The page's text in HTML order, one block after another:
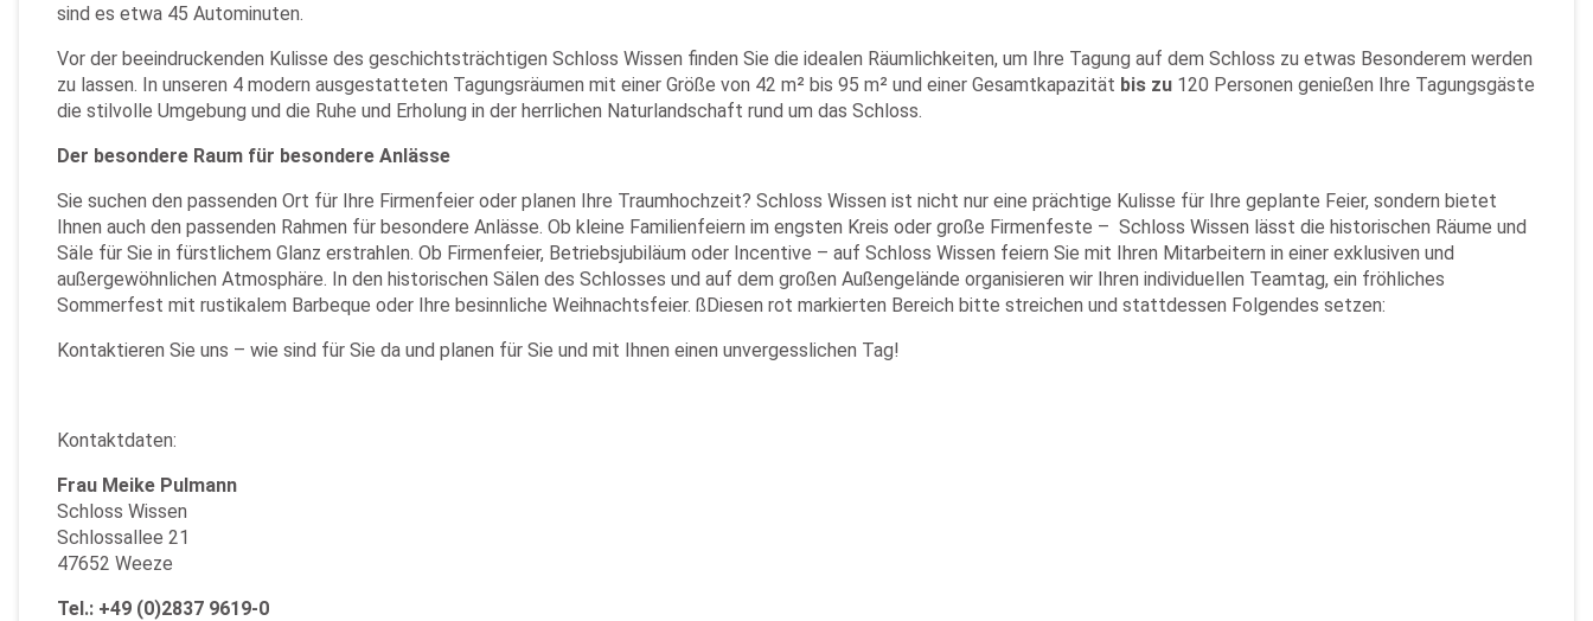
sind es etwa 45 Autominuten.
Vor der beeindruckenden Kulisse des geschichtsträchtigen Schloss Wissen finden Sie die idealen Räumlichkeiten, um Ihre Tagung auf dem Schloss zu etwas Besonderem werden
zu lassen. In unseren 4 modern ausgestatteten Tagungsräumen mit einer Größe von 42 m² bis 95 m² und einer Gesamtkapazität bis zu 120 Personen genießen Ihre Tagungsgäste
die stilvolle Umgebung und die Ruhe und Erholung in der herrlichen Naturlandschaft rund um das Schloss.
Der besondere Raum für besondere Anlässe
Sie suchen den passenden Ort für Ihre Firmenfeier oder planen Ihre Traumhochzeit? Schloss Wissen ist nicht nur eine prächtige Kulisse für Ihre geplante Feier, sondern bietet
Ihnen auch den passenden Rahmen für besondere Anlässe. Ob kleine Familienfeiern im engsten Kreis oder große Firmenfeste – Schloss Wissen lässt die historischen Räume und
Säle für Sie in fürstlichem Glanz erstrahlen. Ob Firmenfeier, Betriebsjubiläum oder Incentive – auf Schloss Wissen feiern Sie mit Ihren Mitarbeitern in einer exklusiven und
außergewöhnlichen Atmosphäre. In den historischen Sälen des Schlosses und auf dem großen Außengelände organisieren wir Ihren individuellen Teamtag, ein fröhliches
Sommerfest mit rustikalem Barbeque oder Ihre besinnliche Weihnachtsfeier. ßDiesen rot markierten Bereich bitte streichen und stattdessen Folgendes setzen:
Kontaktieren Sie uns – wie sind für Sie da und planen für Sie und mit Ihnen einen unvergesslichen Tag!
Kontaktdaten:
Frau Meike Pulmann
Schloss Wissen
Schlossallee 21
47652 Weeze
Tel.: +49 (0)2837 9619-0